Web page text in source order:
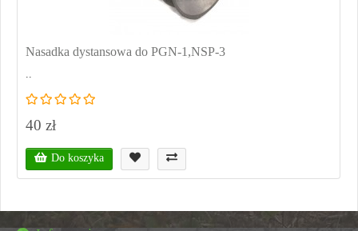
Nasadka dystansowa do PGN-1,NSP-3
..
40 zł
Do koszyka